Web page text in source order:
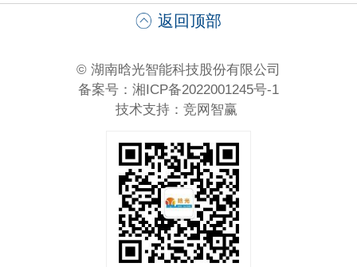
返回顶部
© 湖南晗光智能科技股份有限公司
备案号：湘ICP备2022001245号-1
技术支持： 竞网智赢